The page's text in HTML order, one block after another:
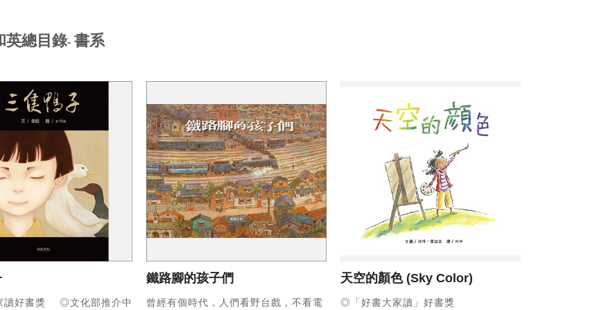
英總目錄- 書系
讀好書獎 ◎文化部推介中
鐵路腳的孩子們
曾經有個時代，人們看野台戲，不看電
天空的顏色(Sky Color)
◎「好書大家讀」好書獎